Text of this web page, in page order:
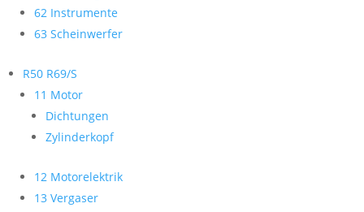
62 Instrumente
63 Scheinwerfer
R50 R69/S
11 Motor
Dichtungen
Zylinderkopf
12 Motorelektrik
13 Vergaser